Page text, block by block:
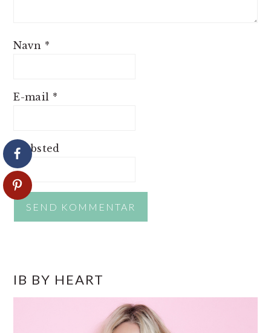
Navn *
E-mail *
Websted
SIDEBAR
IB BY HEART